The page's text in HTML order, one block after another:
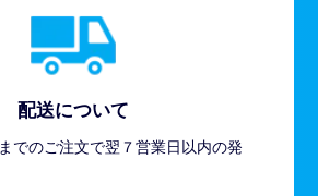
配送について
でのご注文で翌７営業日以内の発